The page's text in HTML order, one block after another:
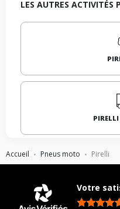
Accueil Pneus moto Pirelli
LES AUTRES ACTIVITÉS
Votre